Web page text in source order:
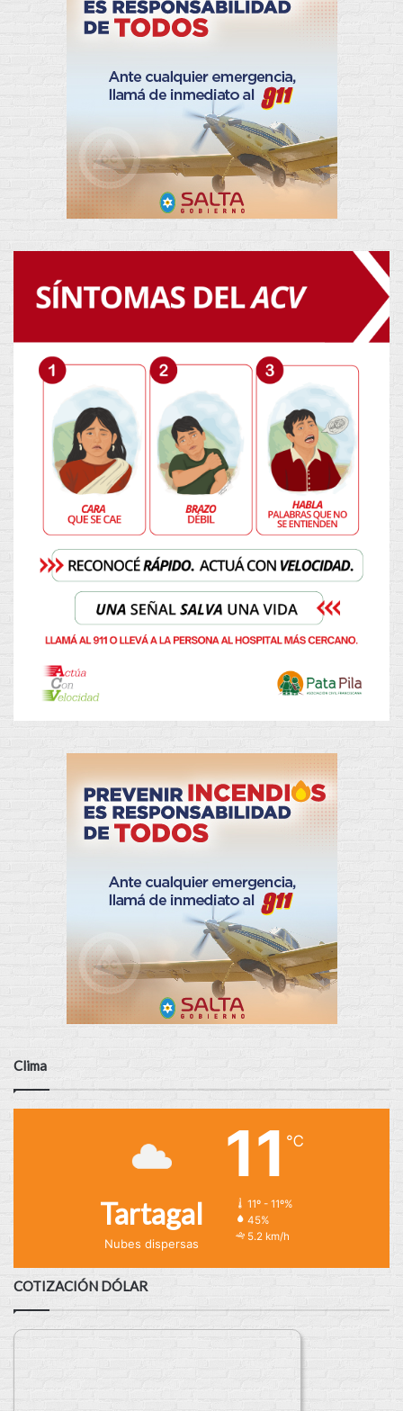
Clima
Tartagal
Nubes dispersas
11 ℃
11º - 11º%
45%
5.2 km/h
COTIZACIÓN DÓLAR